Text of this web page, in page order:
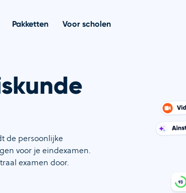
Pakketten Voor scholen
de persoonlijke
voor je eindexamen.
examen door.